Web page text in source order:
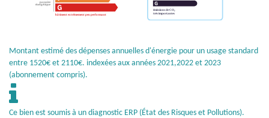
Montant estimé des dépenses annuelles d'énergie pour un usage standard
entre 1520€ et 2110€. indexées aux années 2021,2022 et 2023
(abonnement compris).
Ce bien est soumis à un diagnostic ERP (État des Risques et Pollutions).